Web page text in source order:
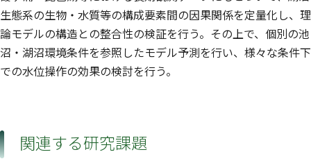
生態系の生物・水質等の構成要素間の因果関係を定量化し、理
論モデルの構造との整合性の検証を行う。その上で、個別の池
沼・湖沼環境条件を参照したモデル予測を行い、様々な条件下
での水位操作の効果の検討を行う。
関連する研究課題